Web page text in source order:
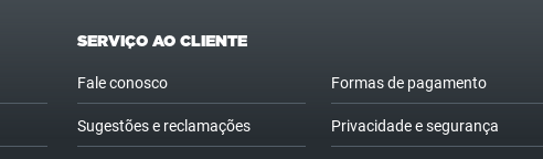
SERVIÇO AO CLIENTE
Fale conosco
Sugestões e reclamações
Formas de pagamento
Privacidade e segurança